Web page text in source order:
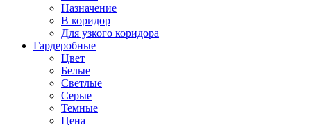
Назначение
В коридор
Для узкого коридора
Гардеробные
Цвет
Белые
Светлые
Серые
Темные
Цена